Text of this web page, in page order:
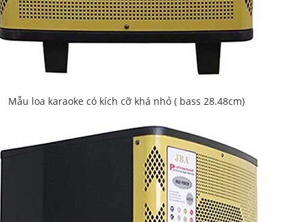
Mẫu loa karaoke có kích cỡ khá nhỏ ( bass 28.48cm)